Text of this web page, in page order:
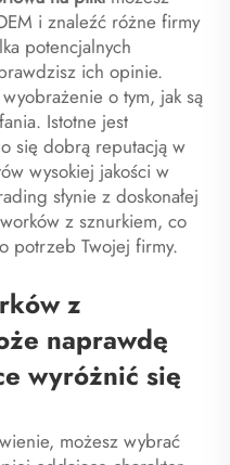
i znaleźć różne firmy
potencjalnych
ich opinie.
o tym, jak są
Istotne jest
się dobrą reputacją w
wysokiej jakości w
słynie z doskonałej
z sznurkiem, co
potrzeb Twojej firmy.
z
naprawdę
wyróżnić się
możesz wybrać